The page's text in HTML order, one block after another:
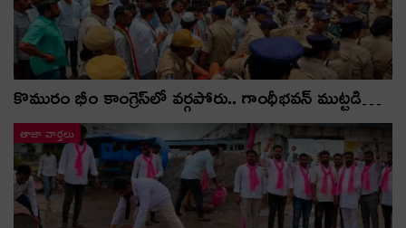
కొమురం భీం కాంగ్రెస్‌లో వర్గపోరు.. గాంధీభవన్ ముట్టడి…
తాజా వార్తలు